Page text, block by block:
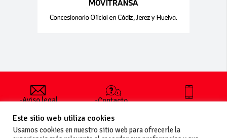
-Aviso legal
generales
de uso
-Contacto
publicar un
anuncio
+34 627 35
Este sitio web utiliza cookies
Usamos cookies en nuestro sitio web para ofrecerle la